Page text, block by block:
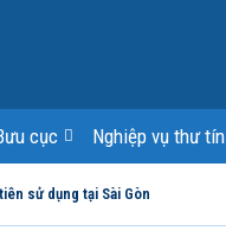
cục Nghiệp vụ thư tín
sử dụng tại Sài Gòn